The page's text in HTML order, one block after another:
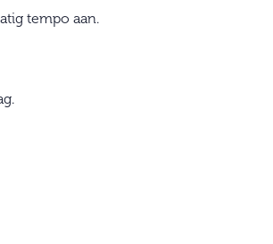
tempo aan.